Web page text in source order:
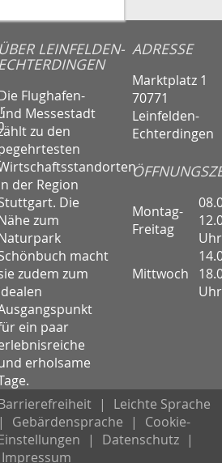
ÜBER LEINFELDEN-
ECHTERDINGEN
Flughafen-
Messestadt
zu den
der Region
Die
zum
macht
zudem zum
ein paar
erholsame
ADRESSE
Marktplatz 1
70771
Leinfelden-
Echterdingen
Montag-
Freitag
Uhr
Mittwoch
Uhr
|
Leichte Sprache
|
Gebärdensprache |
Cookie-
| Datenschutz |
Impressum